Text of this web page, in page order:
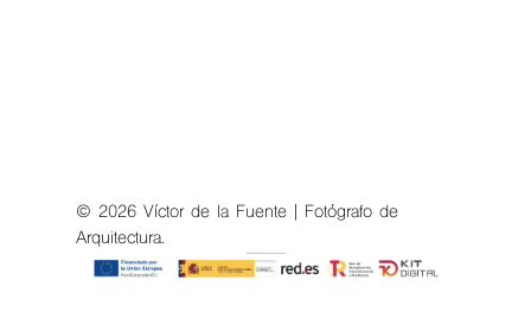
© 2026 Víctor de la Fuente | Fotógrafo de
Arquitectura.